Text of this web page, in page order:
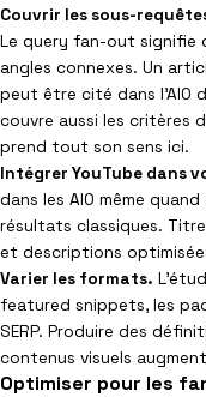
Couvrir les sous-
Le query fan-out signifie
angles connexes. Un
peut être cité dans l’AIO
couvre aussi les critères
prend tout son sens ici.
Intégrer YouTube dans
dans les AIO même
résultats classiques.
et descriptions
Varier les formats.
featured snippets, les
SERP. Produire des
contenus visuels
Optimiser pour les